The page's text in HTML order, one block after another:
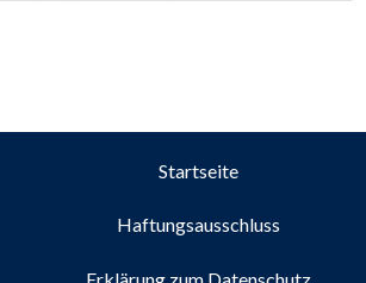
Startseite
Haftungsausschluss